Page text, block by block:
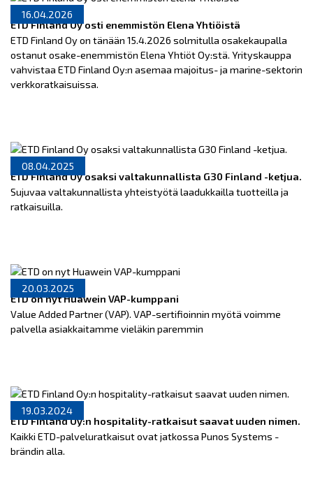
16.04.2026
ETD Finland Oy osti enemmistön Elena Yhtiöistä
ETD Finland Oy on tänään 15.4.2026 solmitulla osakekaupalla
ostanut osake-enemmistön Elena Yhtiöt Oy:stä. Yrityskauppa
vahvistaa ETD Finland Oy:n asemaa majoitus- ja marine-sektorin
verkkoratkaisuissa.
08.04.2025
ETD Finland Oy osaksi valtakunnallista G30 Finland -ketjua.
Sujuvaa valtakunnallista yhteistyötä laadukkailla tuotteilla ja
ratkaisuilla.
20.03.2025
ETD on nyt Huawein VAP-kumppani
Value Added Partner (VAP). VAP-sertifioinnin myötä voimme
palvella asiakkaitamme vieläkin paremmin
19.03.2024
ETD Finland Oy:n hospitality-ratkaisut saavat uuden nimen.
Kaikki ETD-palveluratkaisut ovat jatkossa Punos Systems -
brändin alla.